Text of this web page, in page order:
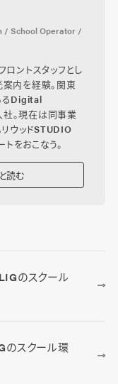
/ School Operator /
ントスタッフとし
内を経験。関東
るDigital
。現在は同事業
ウッドSTUDIO
をおこなう。
読む
のスクール
のスクール環